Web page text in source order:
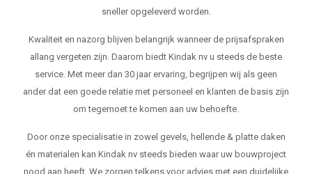
sneller opgeleverd worden.
Kwaliteit en nazorg blijven belangrijk wanneer de prijsafspraken
allang vergeten zijn. Daarom biedt Kindak nv u steeds de beste
service. Met meer dan 30 jaar ervaring, begrijpen wij als geen
ander dat een goede relatie met personeel en klanten de basis zijn
om tegemoet te komen aan uw behoefte.
Door onze specialisatie in zowel gevels, hellende & platte daken
én materialen kan Kindak nv steeds bieden waar uw bouwproject
nood aan heeft. We zorgen telkens voor advies met een duidelijke